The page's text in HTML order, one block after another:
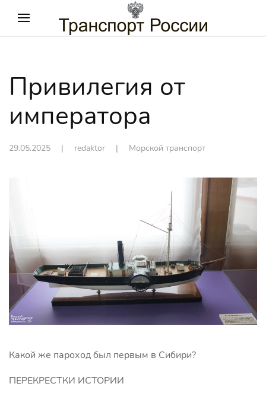
Привилегия от
императора
29.05.2025 | redaktor | Морской транспорт
Какой же пароход был первым в Сибири?
ПЕРЕКРЕСТКИ ИСТОРИИ